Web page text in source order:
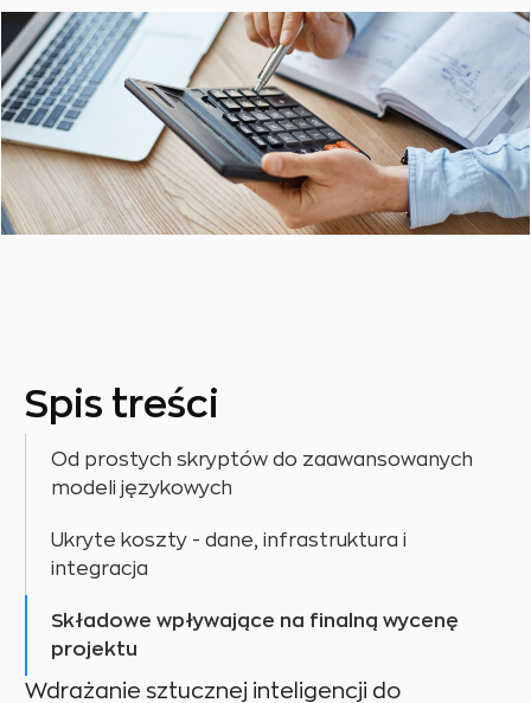
Wdrażanie sztucznej inteligencji do
Spis treści
Od prostych skryptów do zaawansowanych
modeli językowych
Ukryte koszty - dane, infrastruktura i
integracja
Składowe wpływające na finalną wycenę
projektu